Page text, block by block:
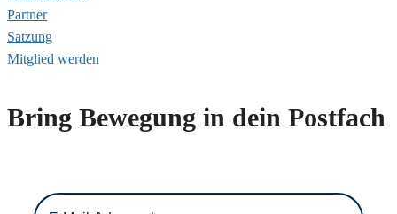
Partner
Satzung
Mitglied werden
Bring Bewegung in dein Postfach